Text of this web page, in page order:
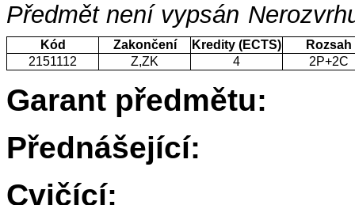
Předmět není vypsán
Kód Zakončení Kredity (ECTS)
Rozsah
2151112
Z,ZK 4 2P+2C
Garant předmětu:
Přednášející:
Cvičící: